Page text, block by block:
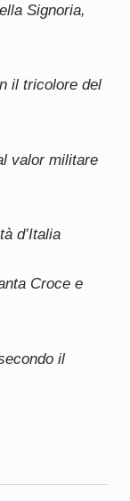
Signoria,
il tricolore del
valor militare
Croce e
il